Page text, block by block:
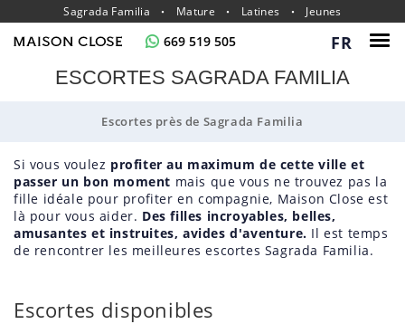
Sagrada Familia Mature Latines Jeunes
FR
669 519 505
ESCORTES SAGRADA FAMILIA
Escortes près de Sagrada Familia
Si vous voulez profiter au maximum de cette ville et
passer un bon moment mais que vous ne trouvez pas la
fille idéale pour profiter en compagnie, Maison Close est
là pour vous aider. Des filles incroyables, belles,
amusantes et instruites, avides d'aventure. Il est temps
de rencontrer les meilleures escortes Sagrada Familia.
Escortes disponibles